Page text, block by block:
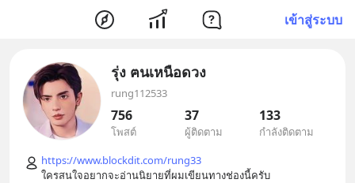
เข้าสู่ระบบ
รุ่ง ฅนเหนือดวง
rung112533
756
โพสต์
37
ผู้ติดตาม
133
กำลังติดตาม
https://www.blockdit.com/rung33